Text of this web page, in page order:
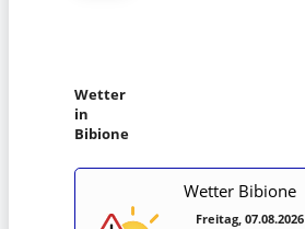
Wetter
in
Bibione
Wetter Bibione
Freitag, 07.08.2026